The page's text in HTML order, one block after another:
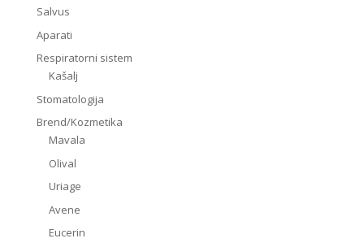
Salvus
Aparati
Respiratorni sistem
Kašalj
Stomatologija
Brend/Kozmetika
Mavala
Olival
Uriage
Avene
Eucerin